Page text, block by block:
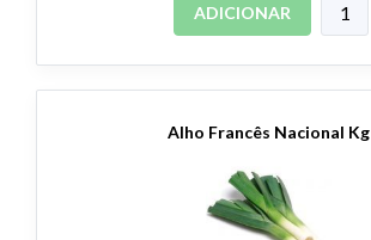
ADICIONAR
Alho Francês Nacional Kg